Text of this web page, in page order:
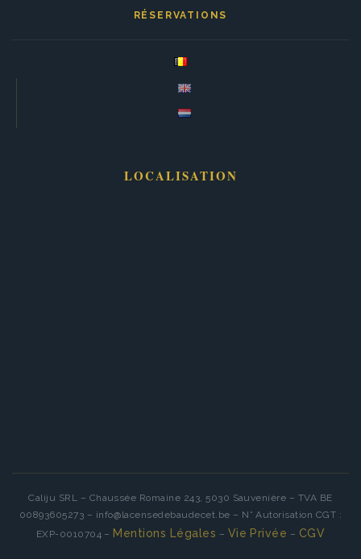
RÉSERVATIONS
LOCALISATION
Caliju SRL – Chaussée Romaine 243, 5030 Sauvenière – TVA BE
00893605273 – info@lacensedebaudecet.be – N° Autorisation CGT :
EXP-0010704 – Mentions Légales – Vie Privée – CGV